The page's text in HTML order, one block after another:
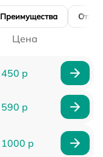
Преимущества
Цена
450 р
590 р
1000 р